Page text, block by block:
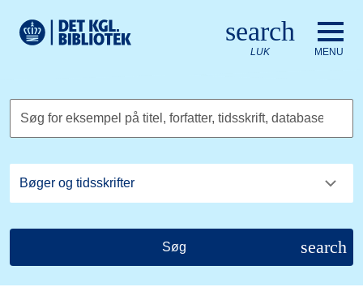
Det Kongelige Biblioteks logo. Gå til Det Kongelige
search
LUK MENU
Søg for eksempel på titel, forfatter, tidsskrift, database
Søg search